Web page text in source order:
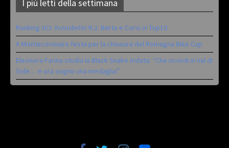
I più letti della settimana
Ranking UCI: Avondetto N.2. Berta e Corvi in Top10
A Montecoronaro festa per la chiusura del Romagna Bike Cup
Eleonora Farina studia la Black Snake iridata: “Che ricordi in Val di
Sole… e ora sogno una medaglia”